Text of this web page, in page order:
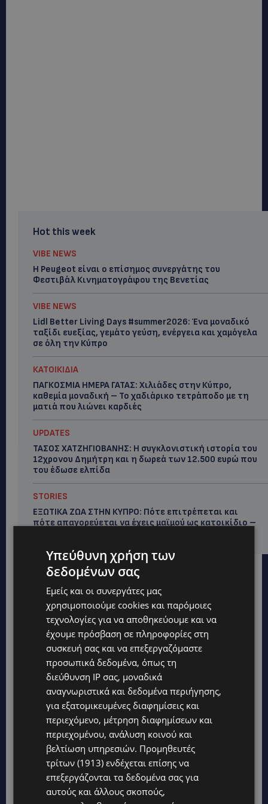
Hot this week
VIBE NEWS
Η Peugeot είναι ο επίσημος συνεργάτης του
Φεστιβάλ Κινηματογράφου της Βενετίας
VIBE NEWS
Lidl Better Living Days #summer2026: Ένα μοναδικό
ταξίδι ευεξίας, γεμάτο γεύση, ενέργεια και χαμόγελα
σε όλη την Κύπρο
ΚΑΤΟΙΚΙΔΙΑ
ΠΑΓΚΟΣΜΙΑ ΗΜΕΡΑ ΓΑΤΑΣ: Χιλιάδες στην Κύπρο,
καθεμία μοναδική – Το χαδιάρικο τετράποδο με τη
ματιά που λιώνει καρδιές
UPDATES
ΤΑΣΟΣ ΧΑΤΖΗΓΙΟΒΑΝΗΣ: Η συγκλονιστική ιστορία του
12χρονου Δημήτρη και η δωρεά των 12.500 ευρώ που
του έδωσε ελπίδα
STORIES
ΕΞΩΤΙΚΑ ΖΩΑ ΣΤΗΝ ΚΥΠΡΟ: Πότε επιτρέπεται και
πότε απαγορεύεται να έχεις μαϊμού ως κατοικίδιο –
Topics
VIBE NEWS
Η Peugeot είναι ο επίσημος συνεργάτης του Φεστιβάλ
Υπεύθυνη χρήση των
δεδομένων σας
Εμείς και οι συνεργάτες μας
χρησιμοποιούμε cookies και παρόμοιες
τεχνολογίες για να αποθηκεύουμε και να
έχουμε πρόσβαση σε πληροφορίες στη
συσκευή σας και να επεξεργαζόμαστε
προσωπικά δεδομένα, όπως τη
διεύθυνση IP σας, μοναδικά
αναγνωριστικά και δεδομένα περιήγησης,
για εξατομικευμένες διαφημίσεις και
περιεχόμενο, μέτρηση διαφημίσεων και
περιεχομένου, ανάλυση κοινού και
βελτίωση υπηρεσιών. Προμηθευτές
τρίτων (1913) ενδέχεται επίσης να
επεξεργάζονται τα δεδομένα σας για
αυτούς και άλλους σκοπούς,